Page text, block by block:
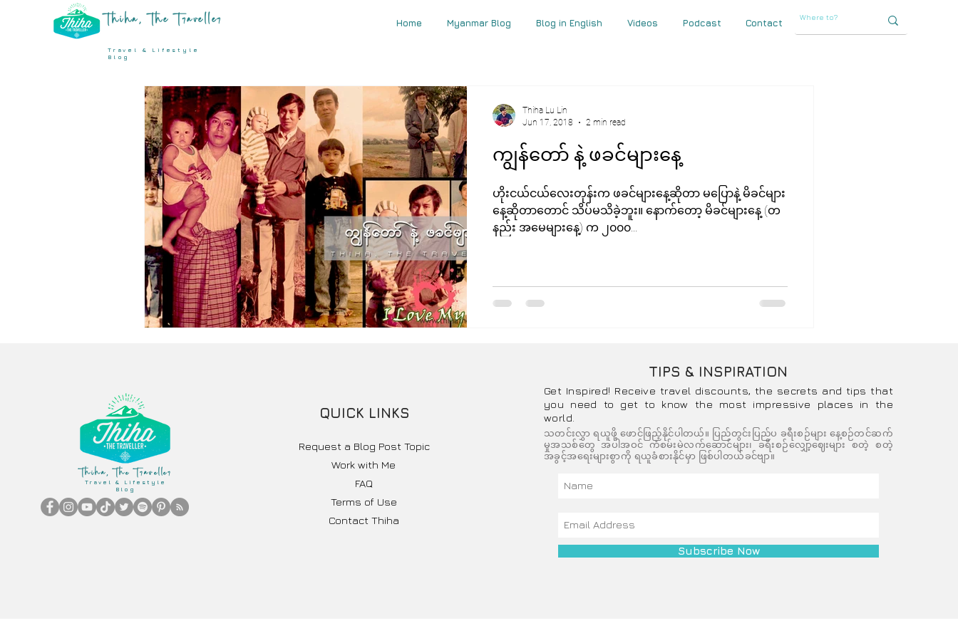
Thiha, The Traveller
Travel & Lifestyle
Blog
Home Myanmar Blog Blog in English Videos Podcast Contact
ကျွန်တော် နဲ့ ဖခင်များနေ့
ဟိုးငယ်ငယ်လေးတုန်းက ဖခင်များနေ့ဆိုတာ မပြောနဲ့ မိခင်များ
နေ့ဆိုတာတောင် သိပ်မသိခဲ့ဘူး။ နောက်တော့ မိခင်များနေ့ (တ
နည်း အမေများနေ့) က ၂၀၀၀...
Thiha Lu Lin
Jun 17, 2018
2 min read
Thiha, The Traveller
Travel & Lifestyle
Blog
QUICK LINKS
Request a Blog Post Topic
Work with Me
FAQ
Terms of Use
Contact Thiha
TIPS & INSPIRATION
Get Inspired! Receive travel discounts, the secrets and tips that
you need to get to know the most impressive places in the
world.
သတင်းလွှာ ရယူဖို့ ဖောင်ဖြည့်နိုင်ပါတယ်။ ပြည်တွင်းပြည်ပ ခရီးစဉ်များ နေ့စဉ်တင်ဆက်
မှုအသစ်တွေ အပါအဝင် ကံစမ်းမဲလက်ဆောင်များ၊ ခရီးစဉ်လျှော့ဈေးများ စတဲ့ စတဲ့
အခွင့်အရေးများစွာကို ရယူခံစားနိုင်မှာ ဖြစ်ပါတယ်ခင်ဗျာ။
Subscribe Now